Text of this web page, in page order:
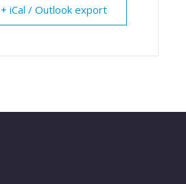
+ iCal / Outlook export